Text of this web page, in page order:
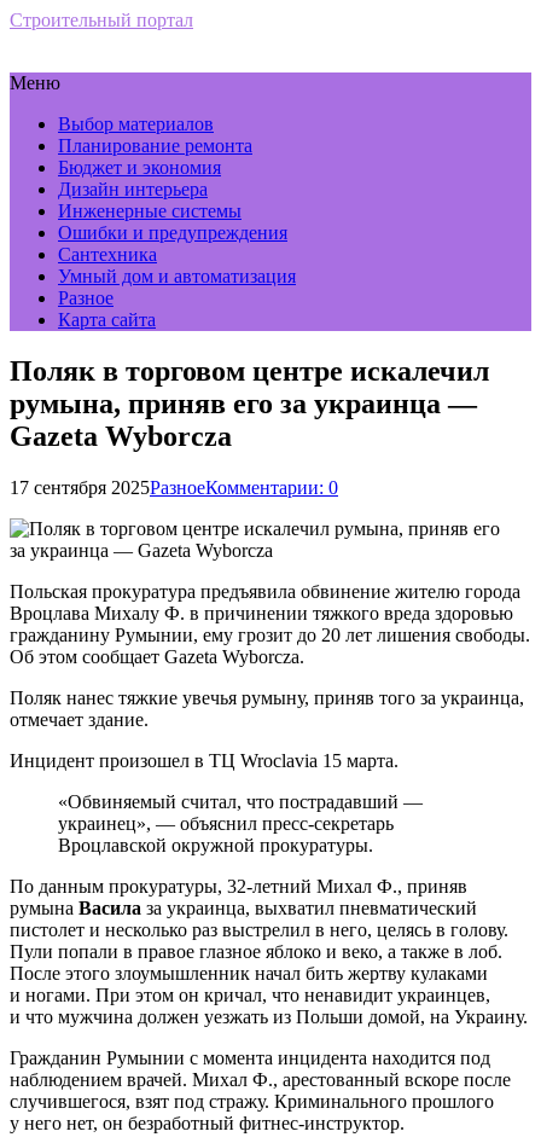
Строительный портал
Меню
Выбор материалов
Планирование ремонта
Бюджет и экономия
Дизайн интерьера
Инженерные системы
Ошибки и предупреждения
Сантехника
Умный дом и автоматизация
Разное
Карта сайта
Поляк в торговом центре искалечил
румына, приняв его за украинца —
Gazeta Wyborcza
17 сентября 2025РазноеКомментарии: 0
Польская прокуратура предъявила обвинение жителю города
Вроцлава Михалу Ф. в причинении тяжкого вреда здоровью
гражданину Румынии, ему грозит до 20 лет лишения свободы.
Об этом сообщает Gazeta Wyborcza.
Поляк нанес тяжкие увечья румыну, приняв того за украинца,
отмечает здание.
Инцидент произошел в ТЦ Wroclavia 15 марта.
«Обвиняемый считал, что пострадавший —
украинец», — объяснил пресс-секретарь
Вроцлавской окружной прокуратуры.
По данным прокуратуры, 32-летний Михал Ф., приняв
румына Васила за украинца, выхватил пневматический
пистолет и несколько раз выстрелил в него, целясь в голову.
Пули попали в правое глазное яблоко и веко, а также в лоб.
После этого злоумышленник начал бить жертву кулаками
и ногами. При этом он кричал, что ненавидит украинцев,
и что мужчина должен уезжать из Польши домой, на Украину.
Гражданин Румынии с момента инцидента находится под
наблюдением врачей. Михал Ф., арестованный вскоре после
случившегося, взят под стражу. Криминального прошлого
у него нет, он безработный фитнес-инструктор.